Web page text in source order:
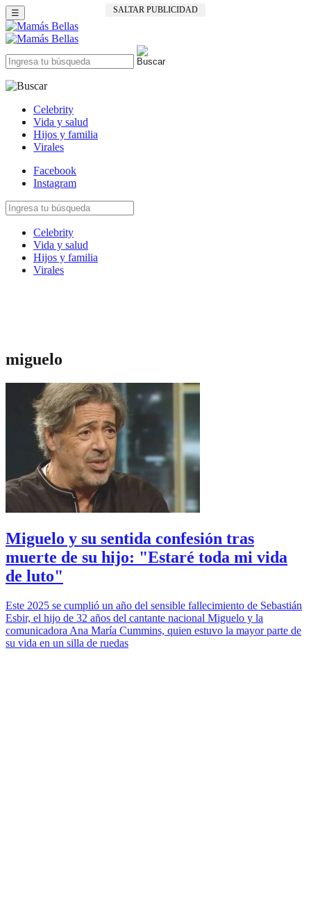
SALTAR PUBLICIDAD
☰
Celebrity
Vida y salud
Hijos y familia
Virales
Facebook
Instagram
Celebrity
Vida y salud
Hijos y familia
Virales
miguelo
Miguelo y su sentida confesión tras
muerte de su hijo: "Estaré toda mi vida
de luto"
Este 2025 se cumplió un año del sensible fallecimiento de Sebastián
Esbir, el hijo de 32 años del cantante nacional Miguelo y la
comunicadora Ana María Cummins, quien estuvo la mayor parte de
su vida en un silla de ruedas